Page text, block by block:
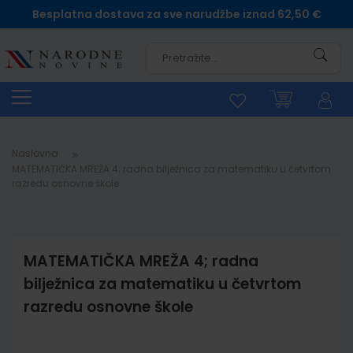
Besplatna dostava za sve narudžbe iznad 62,50 €
Naslovna
MATEMATIČKA MREŽA 4; radna
bilježnica za matematiku u četvrtom
razredu osnovne škole